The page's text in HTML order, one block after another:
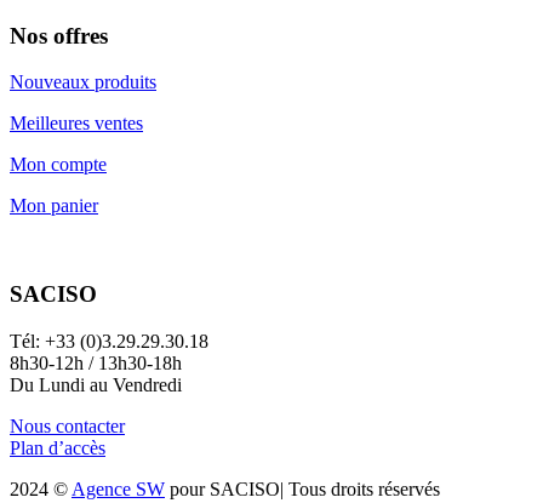
Nos offres
Nouveaux produits
Meilleures ventes
Mon compte
Mon panier
SACISO
Tél: +33 (0)3.29.29.30.18
8h30-12h / 13h30-18h
Du Lundi au Vendredi
Nous contacter
Plan d’accès
2024 © Agence SW pour SACISO| Tous droits réservés